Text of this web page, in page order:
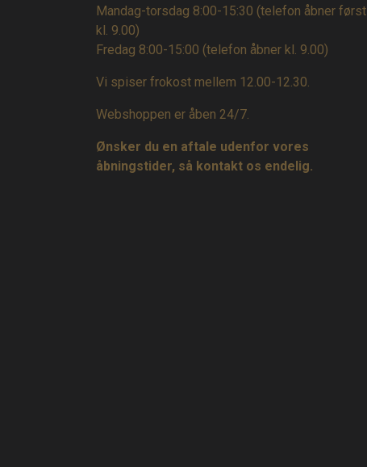
Mandag-torsdag 8:00-15:30 (telefon åbner først
kl. 9.00)
Fredag 8:00-15:00 (telefon åbner kl. 9.00)
Vi spiser frokost mellem 12.00-12.30.
Webshoppen er åben 24/7.
Ønsker du en aftale udenfor vores
åbningstider, så kontakt os endelig.